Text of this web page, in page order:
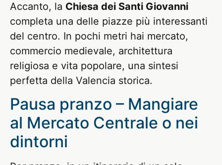
Accanto, la Chiesa dei Santi Giovanni
completa una delle piazze più interessanti
del centro. In pochi metri hai mercato,
commercio medievale, architettura
religiosa e vita popolare, una sintesi
perfetta della Valencia storica.
Pausa pranzo – Mangiare
al Mercato Centrale o nei
dintorni